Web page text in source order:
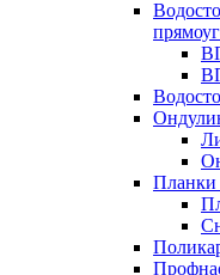
Планки